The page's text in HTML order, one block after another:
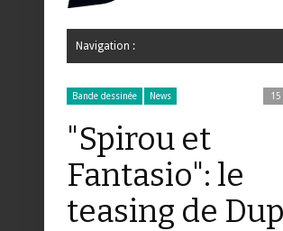
Navigation :
Bande dessinée News 15
"Spirou et
Fantasio": le
teasing de